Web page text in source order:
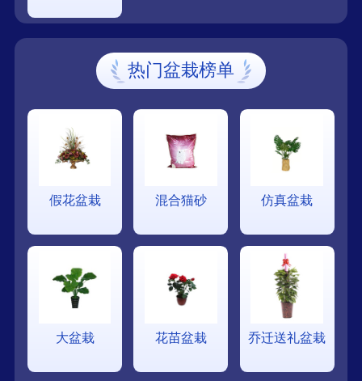
热门盆栽榜单
假花盆栽 混合猫砂 仿真盆栽
大盆栽 花苗盆栽 乔迁送礼盆栽